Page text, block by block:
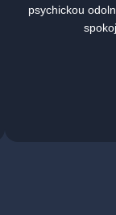
psychickou